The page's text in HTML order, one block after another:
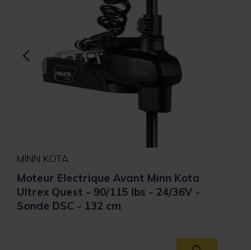
MINN KOTA
Moteur Electrique Avant Minn Kota
Ultrex Quest - 90/115 lbs - 24/36V -
Sonde DSC - 132 cm